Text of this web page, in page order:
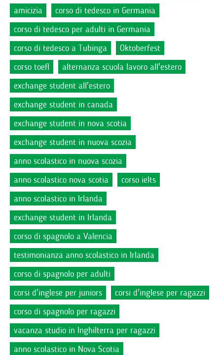
amicizia
corso di tedesco in Germania
corso di tedesco per adulti in Germania
corso di tedesco a Tubinga
Oktoberfest
corso toefl
alternanza scuola lavoro all'estero
exchange student all'estero
exchange student in canada
exchange student in nova scotia
exchange student in nuova scozia
anno scolastico in nuova scozia
anno scolastico nova scotia
corso ielts
anno scolastico in Irlanda
exchange student in Irlanda
corso di spagnolo a Valencia
testimonianza anno scolastico in Irlanda
corso di spagnolo per adulti
corsi d'inglese per juniors
corsi d'inglese per ragazzi
corso di spagnolo per ragazzi
vacanza studio in Inghilterra per ragazzi
anno scolastico in Nova Scotia